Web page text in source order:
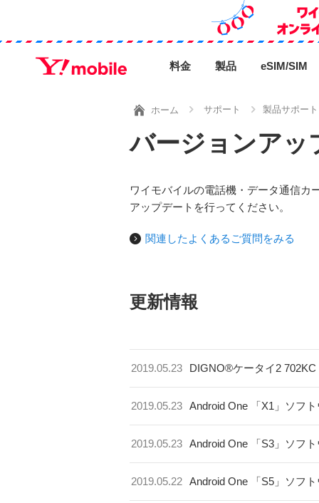
料金 製品 eSIM/SIM
ホーム サポート 製品サポート
バージョンアッ
ワイモバイルの電話機・データ通信カ
アップデートを行ってください。
関連したよくあるご質問をみる
更新情報
2019.05.23 DIGNO®ケータイ2
2019.05.23 Android One 「X1」ソフ
2019.05.23 Android One 「S3」ソフ
2019.05.22 Android One 「S5」ソフ